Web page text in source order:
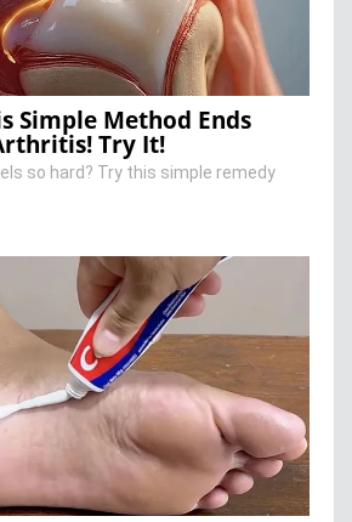
Simple Method Ends
Try It!
so hard? Try this simple remedy